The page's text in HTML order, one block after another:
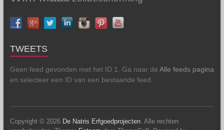
TWEETS
Geen feed gevonden met het ID 1. Ga naar de Alle feeds pagina
en selecteer een ID van een bestaande feed.
Copyright © 2026 De Natris Erfgoedprojecten. Alle rechten